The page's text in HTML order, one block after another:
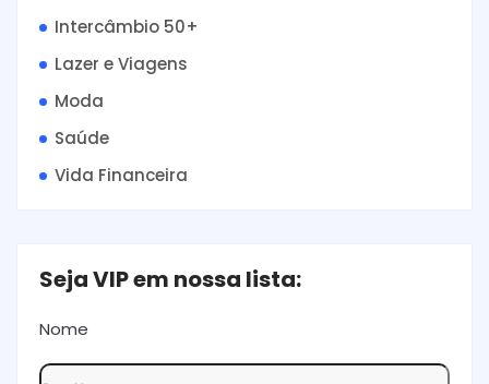
Intercâmbio 50+
Lazer e Viagens
Moda
Saúde
Vida Financeira
Seja VIP em nossa lista:
Nome